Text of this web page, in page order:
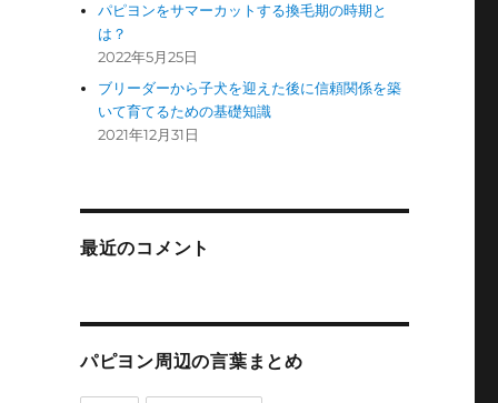
パピヨンをサマーカットする換毛期の時期と
は？
2022年5月25日
ブリーダーから子犬を迎えた後に信頼関係を築
いて育てるための基礎知識
2021年12月31日
最近のコメント
パピヨン周辺の言葉まとめ